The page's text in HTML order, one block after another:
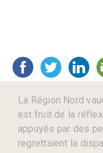
La Région Nord
est fruit de la
appuyés par des
regrettaient la